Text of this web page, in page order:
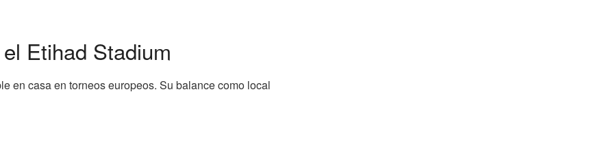
Etihad Stadium
en casa en torneos europeos. Su balance como local